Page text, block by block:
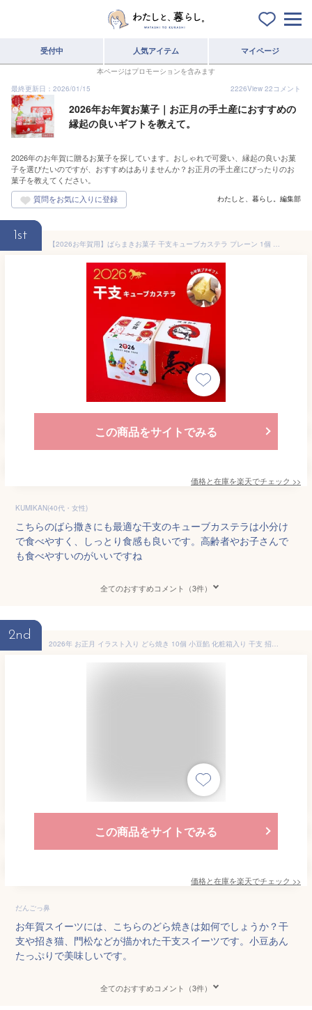
受付中 人気アイテム マイページ
本ページはプロモーションを含みます
最終更新日：2026/01/15
2226View 22コメント
2026年お年賀お菓子｜お正月の手土産におすすめの
縁起の良いギフトを教えて。
2026年のお年賀に贈るお菓子を探しています。おしゃれで可愛い、縁起の良いお菓
子を選びたいのですが、おすすめはありませんか？お正月の手土産にぴったりのお
菓子を教えてください。
わたしと、暮らし。編集部
1st
【2026お年賀用】ばらまきお菓子 干支キューブカステラ プレーン 1個 【三源庵】景品 粗品 記念 キューブカステラ カステラ スイーツ 大量 プチギフト キューブカステラ お菓子 個性 小分け かわいい おしゃれ 限定 個包装カステラ 贈り物 謹賀新年 ばら撒き お年賀
この商品をサイトでみる
価格と在庫を楽天でチェック >>
KUMIKAN(40代・女性)
こちらのばら撒きにも最適な干支のキューブカステラは小分け
で食べやすく、しっとり食感も良いです。高齢者やお子さんで
も食べやすいのがいいですね
全てのおすすめコメント（3件）
2nd
2026年 お正月 イラスト入り どら焼き 10個 小豆餡 化粧箱入り 干支 招き猫 門松 | お年賀 スイーツ お菓子 ギフト どらやき 和菓子 御年賀 お年始 御年始 新年 挨拶 粗品 かわいい 干支菓子 プレゼント プチギフト 手土産 子供 サプライズ 贈り物 帰省土産 午 馬
この商品をサイトでみる
価格と在庫を楽天でチェック >>
だんごっ鼻
お年賀スイーツには、こちらのどら焼きは如何でしょうか？干
支や招き猫、門松などが描かれた干支スイーツです。小豆あん
たっぷりで美味しいです。
全てのおすすめコメント（3件）